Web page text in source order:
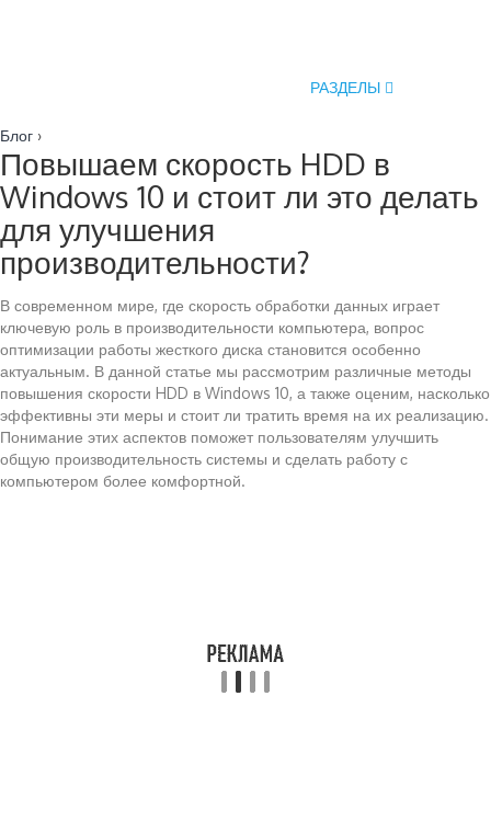
РАЗДЕЛЫ
Блог ›
Повышаем скорость HDD в
Windows 10 и стоит ли это делать
для улучшения
производительности?
В современном мире, где скорость обработки данных играет
ключевую роль в производительности компьютера, вопрос
оптимизации работы жесткого диска становится особенно
актуальным. В данной статье мы рассмотрим различные методы
повышения скорости HDD в Windows 10, а также оценим, насколько
эффективны эти меры и стоит ли тратить время на их реализацию.
Понимание этих аспектов поможет пользователям улучшить
общую производительность системы и сделать работу с
компьютером более комфортной.